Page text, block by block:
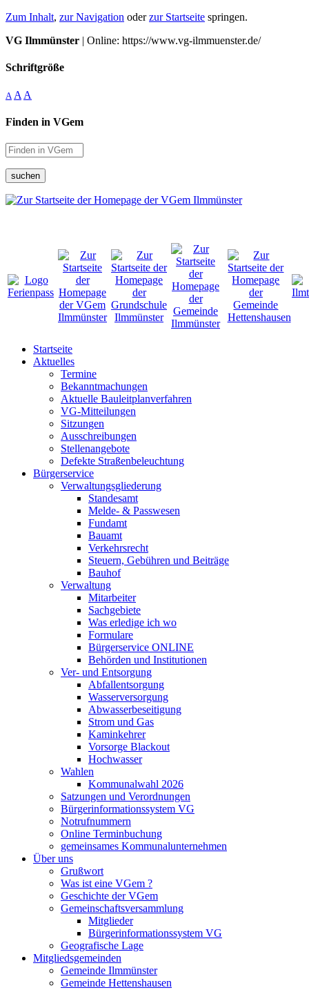
Zum Inhalt, zur Navigation oderzur Startseite springen.
VG Ilmmünster | Online: https://www.vg-ilmmuenster.de/
Schriftgröße
A A A
Finden in VGem
suchen
Startseite
Aktuelles
Termine
Bekanntmachungen
Aktuelle Bauleitplanverfahren
VG-Mitteilungen
Sitzungen
Ausschreibungen
Stellenangebote
Defekte Straßenbeleuchtung
Bürgerservice
Verwaltungsgliederung
Standesamt
Melde- & Passwesen
Fundamt
Bauamt
Verkehrsrecht
Steuern, Gebühren und Beiträge
Bauhof
Verwaltung
Mitarbeiter
Sachgebiete
Was erledige ich wo
Formulare
Bürgerservice ONLINE
Behörden und Institutionen
Ver- und Entsorgung
Abfallentsorgung
Wasserversorgung
Abwasserbeseitigung
Strom und Gas
Kaminkehrer
Vorsorge Blackout
Hochwasser
Wahlen
Kommunalwahl 2026
Satzungen und Verordnungen
Bürgerinformationssystem VG
Notrufnummern
Online Terminbuchung
gemeinsames Kommunalunternehmen
Über uns
Grußwort
Was ist eine VGem ?
Geschichte der VGem
Gemeinschaftsversammlung
Mitglieder
Bürgerinformationssystem VG
Geografische Lage
Mitgliedsgemeinden
Gemeinde Ilmmünster
Gemeinde Hettenshausen